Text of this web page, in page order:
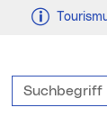
Suchbegriff